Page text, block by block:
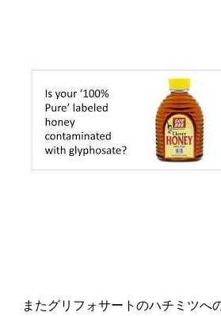
またグリフォサートのハチミツへ